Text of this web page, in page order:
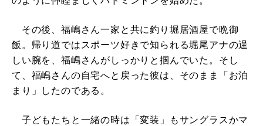
その後、福嶋さん一家と共に釣り堀居酒屋で晩御
飯。帰り道ではスポーツ好きで知られる堀尾アナの逞
しい腕を、福嶋さんがしっかりと掴んでいた。そし
て、福嶋さんの自宅へと戻った彼は、そのまま「お泊
まり」したのである。
子どもたちと一緒の時は「変装」もサングラスかマ